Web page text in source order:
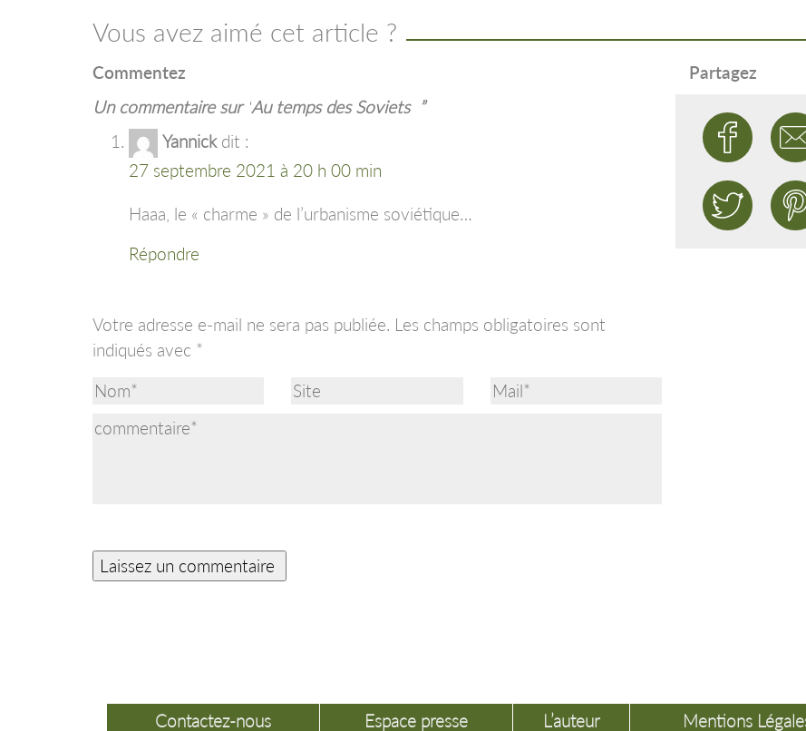
Vous avez aimé cet article ?
Commentez
Un commentaire sur “Au temps des Soviets
”
Yannick dit :
27 septembre 2021 à 20 h 00 min
Haaa, le « charme » de l’urbanisme soviétique…
Répondre
Votre adresse e-mail ne sera pas publiée. Les champs obligatoires sont
indiqués avec *
Partagez
Contactez-nous Espace presse L’auteur Mentions